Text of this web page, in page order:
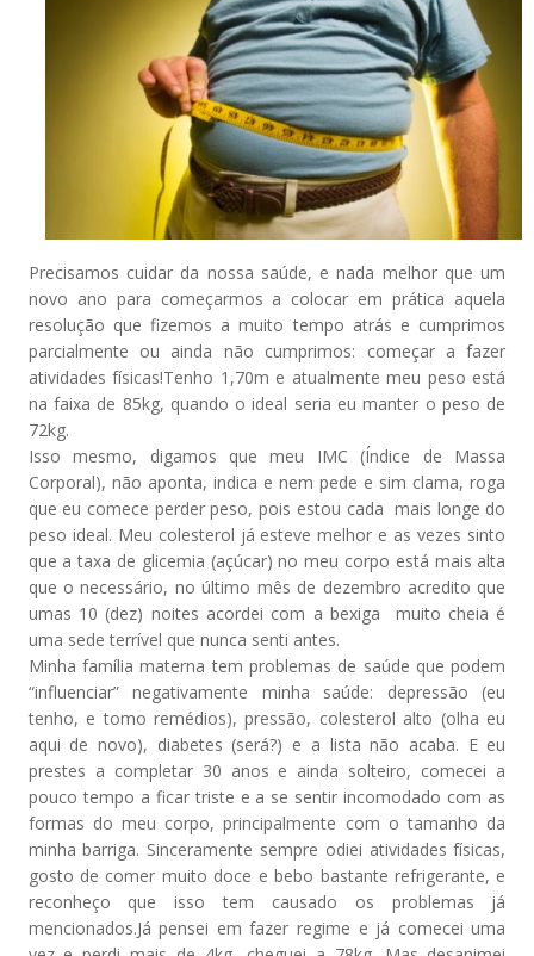
Precisamos cuidar da nossa saúde, e nada melhor que um
novo ano para começarmos a colocar em prática aquela
resolução que fizemos a muito tempo atrás e cumprimos
parcialmente ou ainda não cumprimos: começar a fazer
atividades físicas!Tenho 1,70m e atualmente meu peso está
na faixa de 85kg, quando o ideal seria eu manter o peso de
72kg.
Isso mesmo, digamos que meu IMC (Índice de Massa
Corporal), não aponta, indica e nem pede e sim clama, roga
que eu comece perder peso, pois estou cada mais longe do
peso ideal. Meu colesterol já esteve melhor e as vezes sinto
que a taxa de glicemia (açúcar) no meu corpo está mais alta
que o necessário, no último mês de dezembro acredito que
umas 10 (dez) noites acordei com a bexiga muito cheia é
uma sede terrível que nunca senti antes.
Minha família materna tem problemas de saúde que podem
“influenciar” negativamente minha saúde: depressão (eu
tenho, e tomo remédios), pressão, colesterol alto (olha eu
aqui de novo), diabetes (será?) e a lista não acaba. E eu
prestes a completar 30 anos e ainda solteiro, comecei a
pouco tempo a ficar triste e a se sentir incomodado com as
formas do meu corpo, principalmente com o tamanho da
minha barriga. Sinceramente sempre odiei atividades físicas,
gosto de comer muito doce e bebo bastante refrigerante, e
reconheço que isso tem causado os problemas já
mencionados.Já pensei em fazer regime e já comecei uma